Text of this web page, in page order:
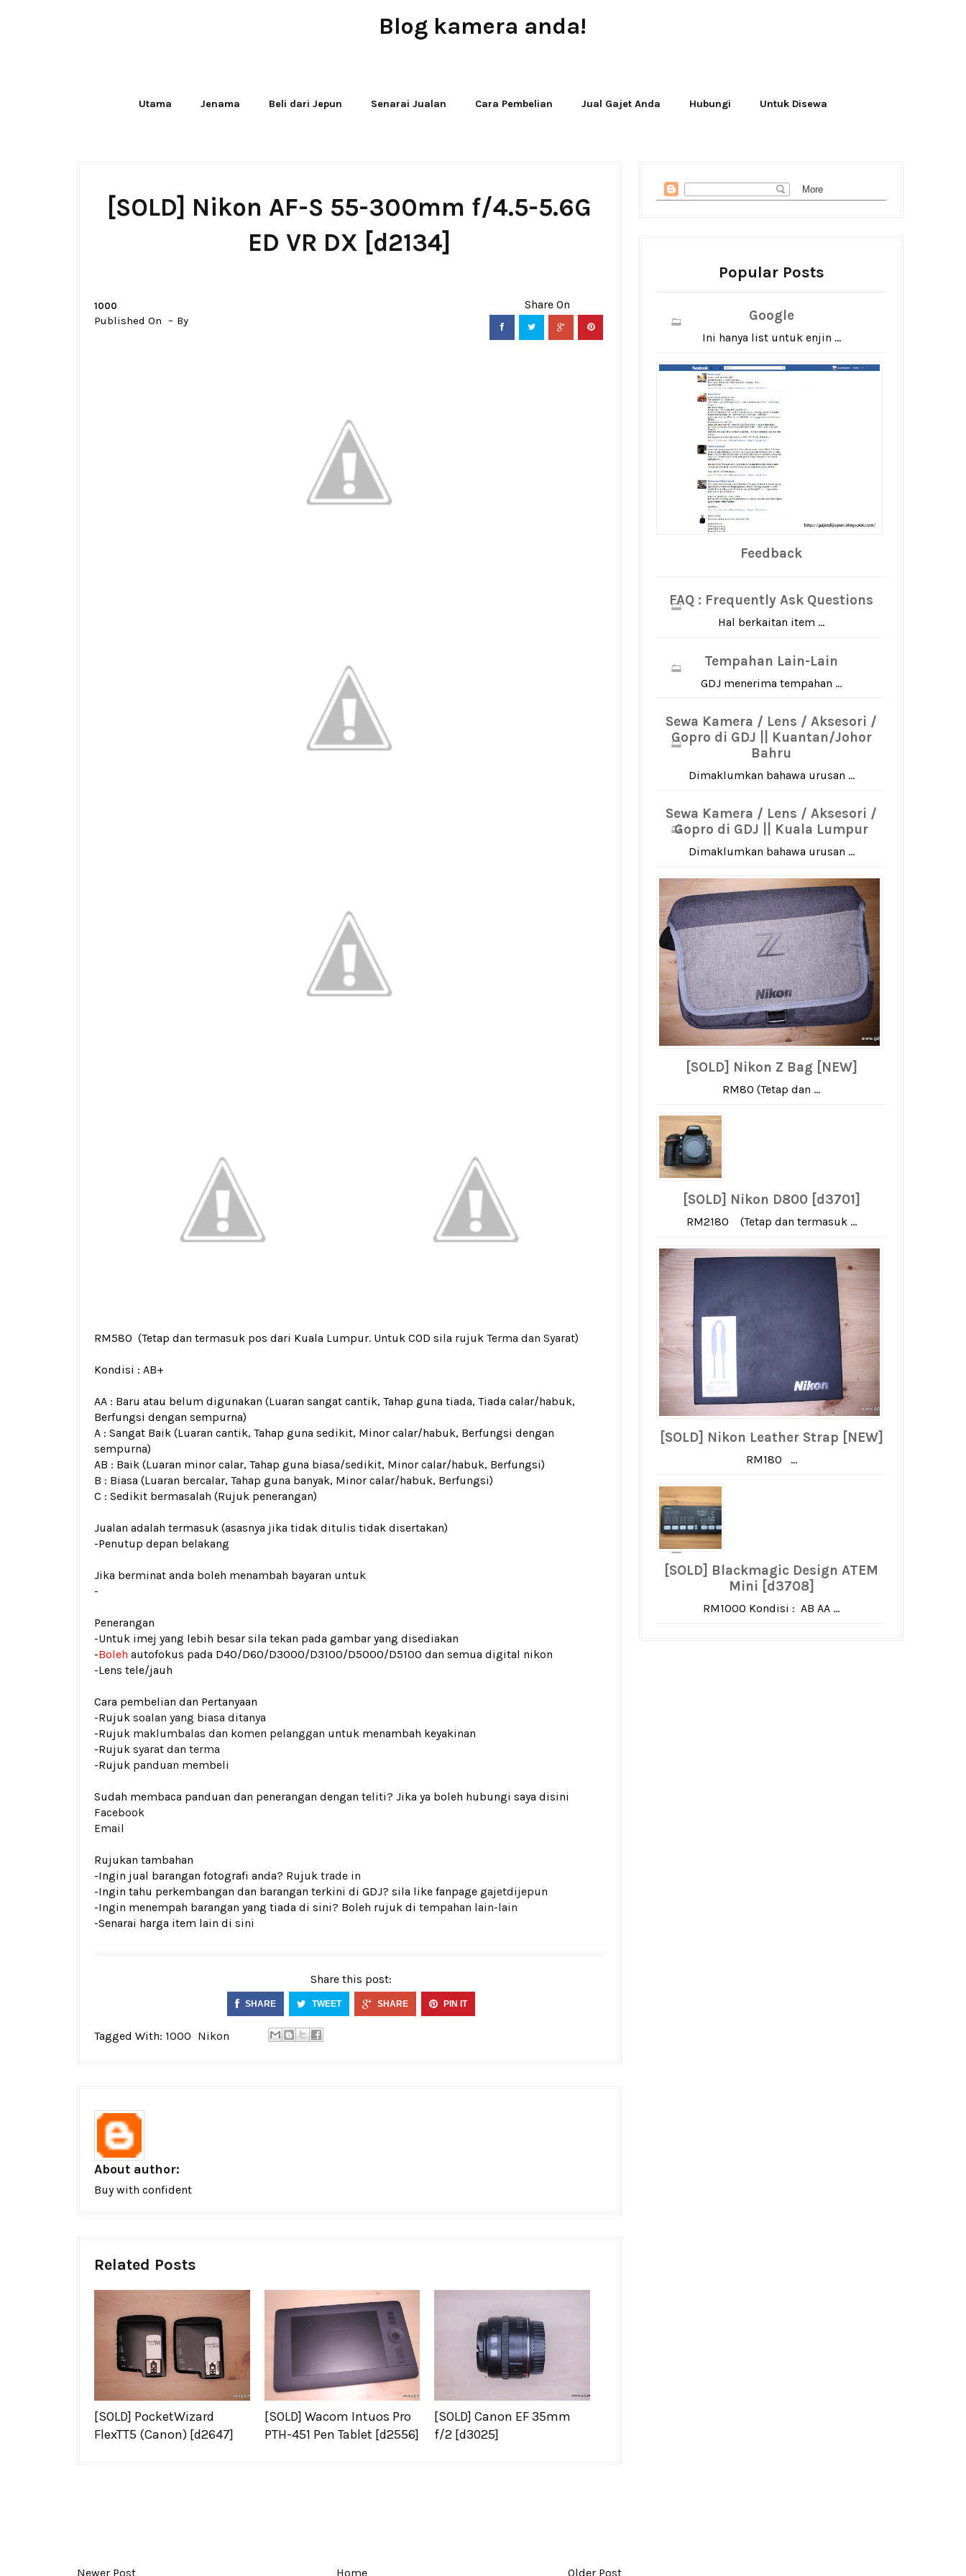
Blog kamera anda!
Utama Jenama Beli dari Jepun Senarai Jualan Cara Pembelian Jual Gajet Anda Hubungi Untuk Disewa
[SOLD] Nikon AF-S 55-300mm f/4.5-5.6G
ED VR DX [d2134]
1000
Published On By
RM580 (Tetap dan termasuk pos dari Kuala Lumpur. Untuk COD sila rujuk Terma dan Syarat)
Kondisi : AB+
AA : Baru atau belum digunakan (Luaran sangat cantik, Tahap guna tiada, Tiada calar/habuk,
Berfungsi dengan sempurna)
A : Sangat Baik (Luaran cantik, Tahap guna sedikit, Minor calar/habuk, Berfungsi dengan
sempurna)
AB : Baik (Luaran minor calar, Tahap guna biasa/sedikit, Minor calar/habuk, Berfungsi)
B : Biasa (Luaran bercalar, Tahap guna banyak, Minor calar/habuk, Berfungsi)
C : Sedikit bermasalah (Rujuk penerangan)
Jualan adalah termasuk (asasnya jika tidak ditulis tidak disertakan)
-Penutup depan belakang
Jika berminat anda boleh menambah bayaran untuk
-
Penerangan
-Untuk imej yang lebih besar sila tekan pada gambar yang disediakan
-Boleh autofokus pada D40/D60/D3000/D3100/D5000/D5100 dan semua digital nikon
-Lens tele/jauh
Cara pembelian dan Pertanyaan
-Rujuk soalan yang biasa ditanya
-Rujuk maklumbalas dan komen pelanggan untuk menambah keyakinan
-Rujuk syarat dan terma
-Rujuk panduan membeli
Sudah membaca panduan dan penerangan dengan teliti? Jika ya boleh hubungi saya disini
Facebook
Email
Rujukan tambahan
-Ingin jual barangan fotografi anda? Rujuk trade in
-Ingin tahu perkembangan dan barangan terkini di GDJ? sila like fanpage gajetdijepun
-Ingin menempah barangan yang tiada di sini? Boleh rujuk di tempahan lain-lain
-Senarai harga item lain di sini
Share this post:
SHARE TWEET SHARE PIN IT
Tagged With: 1000 Nikon
About author:
Buy with confident
Related Posts
[SOLD] PocketWizard
FlexTT5 (Canon) [d2647]
[SOLD] Wacom Intuos Pro
PTH-451 Pen Tablet [d2556]
[SOLD] Canon EF 35mm
f/2 [d3025]
Newer Post Home Older Post
Popular Posts
Google
Ini hanya list untuk enjin ...
Feedback
FAQ : Frequently Ask Questions
Hal berkaitan item ...
Tempahan Lain-Lain
GDJ menerima tempahan ...
Sewa Kamera / Lens / Aksesori /
Gopro di GDJ || Kuantan/Johor
Bahru
Dimaklumkan bahawa urusan ...
Sewa Kamera / Lens / Aksesori /
Gopro di GDJ || Kuala Lumpur
Dimaklumkan bahawa urusan ...
[SOLD] Nikon Z Bag [NEW]
RM80 (Tetap dan ...
[SOLD] Nikon D800 [d3701]
RM2180 (Tetap dan termasuk ...
[SOLD] Nikon Leather Strap [NEW]
RM180 ...
[SOLD] Blackmagic Design ATEM
Mini [d3708]
RM1000 Kondisi : AB AA ...